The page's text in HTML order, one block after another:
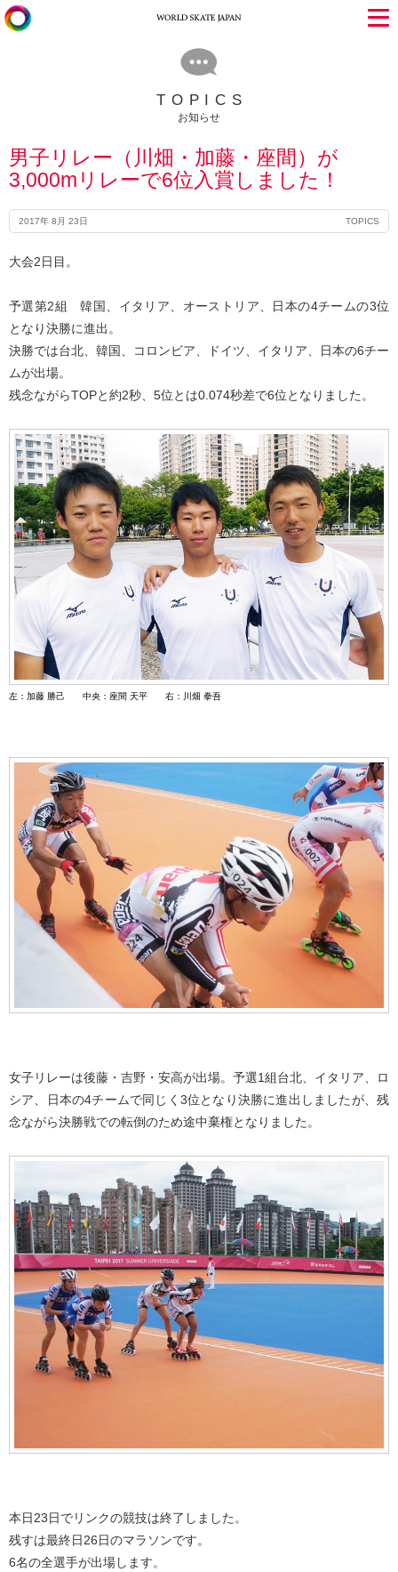
TOPICS
お知らせ
男子リレー（川畑・加藤・座間）が
3,000mリレーで6位入賞しました！
2017年 8月 23日 TOPICS
大会2日目。
予選第2組 韓国、イタリア、オーストリア、日本の4チームの3位
となり決勝に進出。
決勝では台北、韓国、コロンビア、ドイツ、イタリア、日本の6チー
ムが出場。
残念ながらTOPと約2秒、5位とは0.074秒差で6位となりました。
左：加藤 勝己 中央：座間 天平 右：川畑 拳吾
女子リレーは後藤・吉野・安高が出場。予選1組台北、イタリア、ロ
シア、日本の4チームで同じく3位となり決勝に進出しましたが、残
念ながら決勝戦での転倒のため途中棄権となりました。
本日23日でリンクの競技は終了しました。
残すは最終日26日のマラソンです。
6名の全選手が出場します。